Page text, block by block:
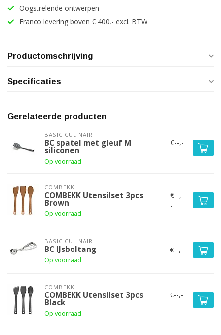
Oogstrelende ontwerpen
Franco levering boven € 400,- excl. BTW
Productomschrijving
Specificaties
Gerelateerde producten
BASIC CULINAIR
BC spatel met gleuf M
siliconen
Op voorraad
€--,-
-
COMBEKK
COMBEKK Utensilset 3pcs
Brown
Op voorraad
€--,-
-
BASIC CULINAIR
BC IJsboltang
Op voorraad
€--,--
COMBEKK
COMBEKK Utensilset 3pcs
Black
Op voorraad
€--,-
-